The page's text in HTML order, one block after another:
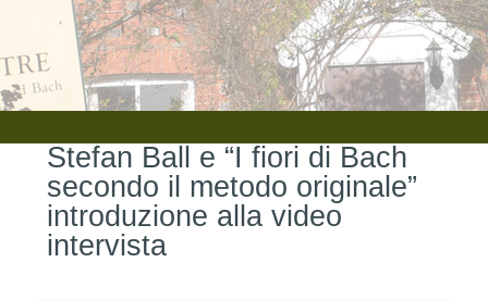
Stefan Ball e “I fiori di Bach
secondo il metodo originale”
introduzione alla video
intervista